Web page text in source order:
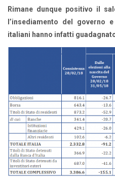
Rimane dunque positivo il
l’insediamento del governo
italiani hanno infatti